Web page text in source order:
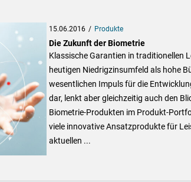
15.06.2016 Produkte
Die Zukunft der Biometrie
Klassische Garantien in traditionellen
heutigen Niedrigzinsumfeld als hohe
wesentlichen Impuls für die
dar, lenkt aber gleichzeitig auch den
Biometrie-Produkten im Produkt-
viele innovative Ansatzprodukte für
aktuellen ...